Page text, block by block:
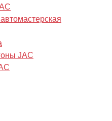
JAC